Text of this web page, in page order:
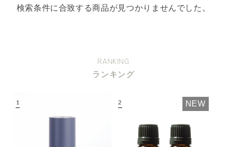
オイル10ml 大容量オイル250/450ml
※一つお選びください
マインドフルネス
検索条件に合致する商品が見つかりませんでした。
RANKING
ランキング
NEW